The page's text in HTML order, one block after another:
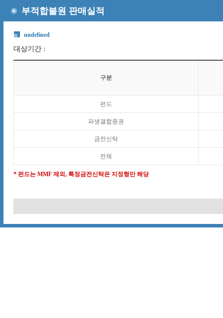
부적합불원 판매실적
undefined
대상기간 :
구분
펀드
파생결합증권
금전신탁
전체
* 펀드는 MMF 제외, 특정금전신탁은 지정형만 해당